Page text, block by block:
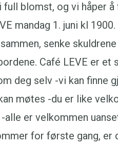
blomst, og vi håper
mandag 1. juni kl
senke
Café LEVE er et
deg selv -vi kan finne
møtes -du er like
alle er velkommen
for første gang, er